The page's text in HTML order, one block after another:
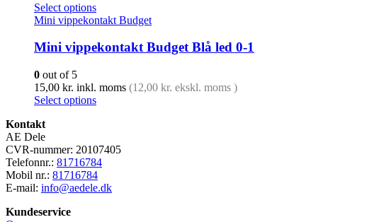
Select options
Mini vippekontakt Budget
Mini vippekontakt Budget Blå led 0-1
0 out of 5
15,00 kr. inkl. moms (12,00 kr. ekskl. moms )
Select options
Kontakt
AE Dele
CVR-nummer: 20107405
Telefonnr.: 81716784
Mobil nr.: 81716784
E-mail: info@aedele.dk
Kundeservice